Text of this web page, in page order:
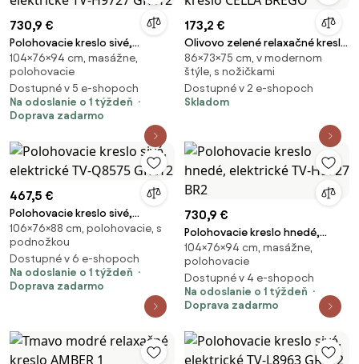
730,9 €
Polohovacie kreslo sivé,
elektrické TV-H9727 GREY2
104×76×94 cm, masážne,
polohovacie
Dostupné v 5 e-shopoch
Na odoslanie o 1 týždeň
Doprava zadarmo
173,2 €
Olivovo zelené relaxačné kreslo
CELLA BREGO
86×73×75 cm, v modernom
štýle, s nožičkami
Dostupné v 2 e-shopoch
Skladom
467,5 €
Polohovacie kreslo sivé,
elektrické TV-Q8575 GREY2
106×76×88 cm, polohovacie, s
podnožkou
Dostupné v 6 e-shopoch
Na odoslanie o 1 týždeň
Doprava zadarmo
730,9 €
Polohovacie kreslo hnedé,
elektrické TV-H9727 BR2
104×76×94 cm, masážne,
polohovacie
Dostupné v 4 e-shopoch
Na odoslanie o 1 týždeň
Doprava zadarmo